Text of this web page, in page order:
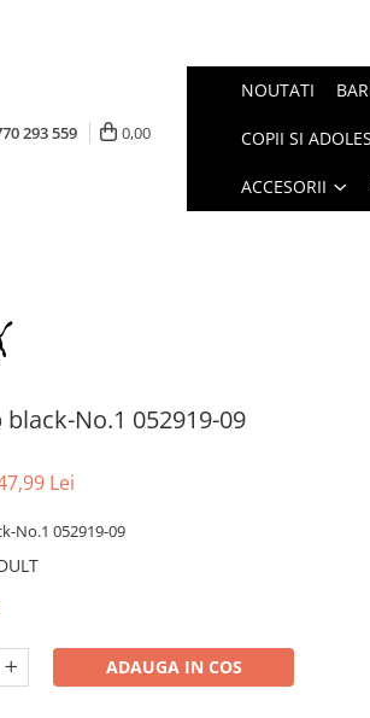
293 559 0,00
NOUTATI
COPII SI
ACCESORII
black-No.1 052919-09
Lei
No.1 052919-09
ADAUGA IN COS